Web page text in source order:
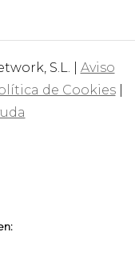
S.L. | Aviso
de Cookies|